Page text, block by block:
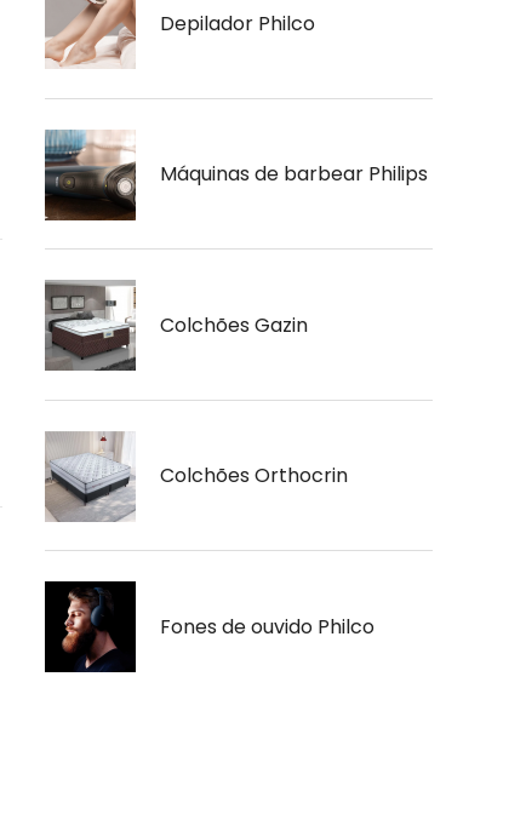
Depilador Philco
Máquinas de barbear Philips
Colchões Gazin
Colchões Orthocrin
Fones de ouvido Philco